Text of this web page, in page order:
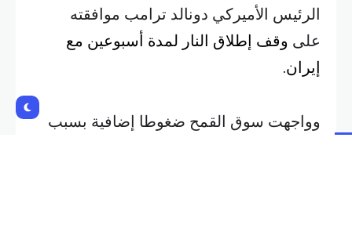
الرئيس الأميركي دونالد ترامب موافقته
على وقف إطلاق النار لمدة أسبوعين مع
إيران.
وواجهت سوق القمح ضغوطا إضافية بسبب